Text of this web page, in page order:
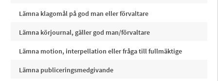
Lämna klagomål på god man eller förvaltare
Lämna körjournal, gäller god man/förvaltare
Lämna motion, interpellation eller fråga till fullmäktige
Lämna publiceringsmedgivande